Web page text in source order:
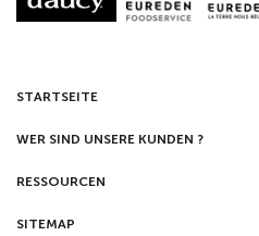
STARTSEITE
WER SIND UNSERE KUNDEN ?
RESSOURCEN
SITEMAP